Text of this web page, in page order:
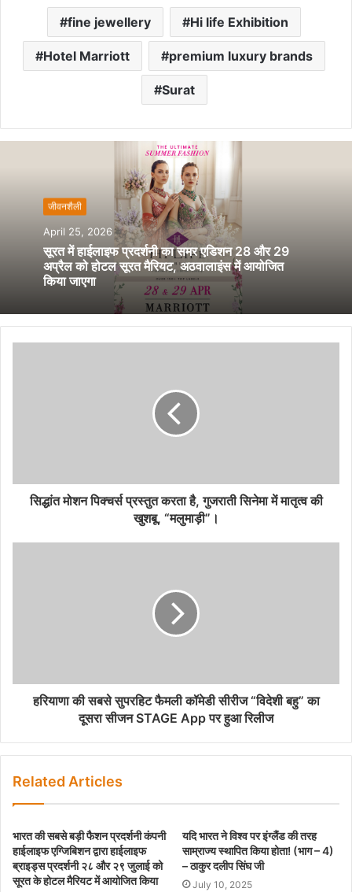
fine jewellery Hi life Exhibition
Hotel Marriott premium luxury brands
Surat
जीवनशैली
April 25, 2026
सूरत में हाईलाइफ प्रदर्शनी का समर एडिशन 28 और 29
अप्रैल को होटल सूरत मैरियट, अठवालाइंस में आयोजित
किया जाएगा
सिद्धांत मोशन पिक्चर्स प्रस्तुत करता है, गुजराती सिनेमा में मातृत्व की
खुशबू, “मलुमाड़ी”।
हरियाणा की सबसे सुपरहिट फैमली कॉमेडी सीरीज “विदेशी बहु” का
दूसरा सीजन STAGE App पर हुआ रिलीज
Related Articles
भारत की सबसे बड़ी फैशन प्रदर्शनी कंपनी
हाईलाइफ एग्जिबिशन द्वारा हाईलाइफ
ब्राइड्स प्रदर्शनी २८ और २९ जुलाई को
सूरत के होटल मैरियट में आयोजित किया
यदि भारत ने विश्व पर इंग्लैंड की तरह
साम्राज्य स्थापित किया होता! (भाग – 4)
– ठाकुर दलीप सिंघ जी
July 10, 2025